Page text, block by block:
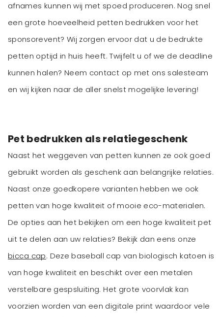
afnames kunnen wij met spoed produceren. Nog snel
een grote hoeveelheid petten bedrukken voor het
sponsorevent? Wij zorgen ervoor dat u de bedrukte
petten optijd in huis heeft. Twijfelt u of we de deadline
kunnen halen? Neem contact op met ons salesteam
en wij kijken naar de aller snelst mogelijke levering!
Pet bedrukken als relatiegeschenk
Naast het weggeven van petten kunnen ze ook goed
gebruikt worden als geschenk aan belangrijke relaties.
Naast onze goedkopere varianten hebben we ook
petten van hoge kwaliteit of mooie eco-materialen.
De opties aan het bekijken om een hoge kwaliteit pet
uit te delen aan uw relaties? Bekijk dan eens onze
bicca cap. Deze baseball cap van biologisch katoen is
van hoge kwaliteit en beschikt over een metalen
verstelbare gespsluiting. Het grote voorvlak kan
voorzien worden van een digitale print waardoor vele